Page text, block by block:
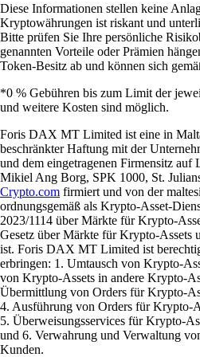
Diese Informationen stellen keine
Kryptowährungen ist riskant und
Bitte prüfen Sie Ihre persönliche
genannten Vorteile oder Prämien
Token-Besitz ab und können sich
*0 % Gebühren bis zum Limit der
und weitere Kosten sind möglich.
Foris DAX MT Limited ist eine in
beschränkter Haftung mit der
und dem eingetragenen Firmensitz auf
Mikiel Ang Borg, SPK 1000, St.
Crypto.com firmiert und von der
ordnungsgemäß als Krypto-Asset-
2023/1114 über Märkte für Krypto-
Gesetz über Märkte für Krypto-Assets
ist. Foris DAX MT Limited ist
erbringen: 1. Umtausch von Krypto-
von Krypto-Assets in andere Krypto-
Übermittlung von Orders für Krypto-
4. Ausführung von Orders für Krypto-
5. Überweisungsservices für Krypto-
und 6. Verwahrung und Verwaltung
Kunden.